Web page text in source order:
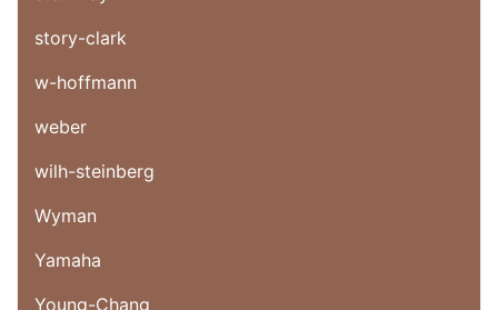
story-clark
w-hoffmann
weber
wilh-steinberg
Wyman
Yamaha
Young-Chang